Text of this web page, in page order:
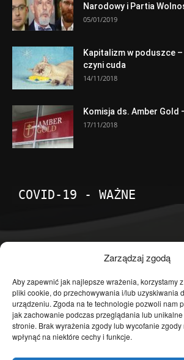
Zarządzaj zgodą
Aby zapewnić jak najlepsze wrażenia, korzystamy
pliki cookie, do przechowywania i/lub uzyskiwania
urządzeniu. Zgoda na te technologie pozwoli nam
jak zachowanie podczas przeglądania lub
stronie. Brak wyrażenia zgody lub wycofanie
wpłynąć na niektóre cechy i funkcje.
Narodowy i Partia
05/01/2019
Kapitalizm w poduszce
czyni cuda
14/11/2018
Komisja ds. Amber Gold
17/11/2018
COVID-19 - WAŻNE
Temat dnia
Publicystyka
Polityka
Polska
Społeczeństwo